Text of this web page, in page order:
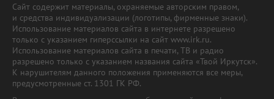
Сайт содержит материалы, охраняемые авторским правом,
и средства индивидуализации (логотипы, фирменные знаки).
Использование материалов сайта в интернете разрешено
только с указанием гиперссылки на сайт www.irk.ru.
Использование материалов сайта в печати, ТВ и радио
разрешено только с указанием названия сайта «Твой Иркутск».
К нарушителям данного положения применяются все меры,
предусмотренные ст. 1301 ГК РФ.